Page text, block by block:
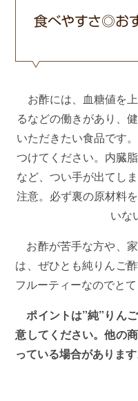
食べやすさ◎お
お酢には、血糖値を
るなどの働きがあり、
いただきたい食品です
つけてください。内臓
など、つい手が出てし
注意。必ず裏の原材料
いな
お酢が苦手な方や、
は、ぜひとも純りんご
フルーティーなのでと
ポイントは”純”りん
意してください。他の
っている場合があります